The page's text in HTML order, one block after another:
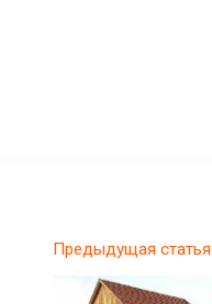
Предыдущая статья